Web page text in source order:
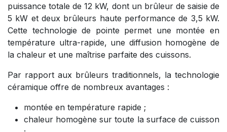
puissance totale de 12 kW, dont un brûleur de saisie de
5 kW et deux brûleurs haute performance de 3,5 kW.
Cette technologie de pointe permet une montée en
température ultra-rapide, une diffusion homogène de
la chaleur et une maîtrise parfaite des cuissons.
Par rapport aux brûleurs traditionnels, la technologie
céramique offre de nombreux avantages :
montée en température rapide ;
chaleur homogène sur toute la surface de cuisson